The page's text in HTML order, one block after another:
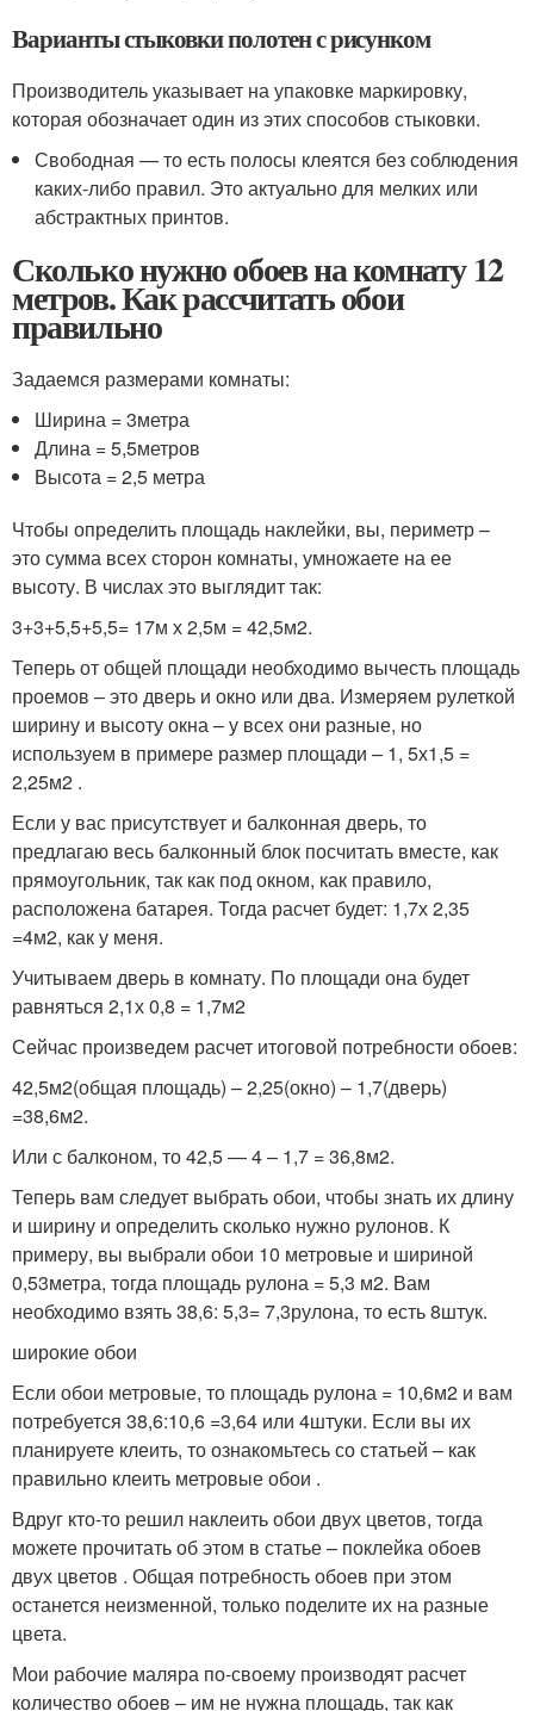
Варианты стыковки полотен с рисунком
Производитель указывает на упаковке маркировку,
которая обозначает один из этих способов стыковки.
Свободная — то есть полосы клеятся без соблюдения
каких-либо правил. Это актуально для мелких или
абстрактных принтов.
Сколько нужно обоев на комнату 12
метров. Как рассчитать обои
правильно
Задаемся размерами комнаты:
Ширина = 3метра
Длина = 5,5метров
Высота = 2,5 метра
Чтобы определить площадь наклейки, вы, периметр –
это сумма всех сторон комнаты, умножаете на ее
высоту. В числах это выглядит так:
3+3+5,5+5,5= 17м х 2,5м = 42,5м2.
Теперь от общей площади необходимо вычесть площадь
проемов – это дверь и окно или два. Измеряем рулеткой
ширину и высоту окна – у всех они разные, но
используем в примере размер площади – 1, 5х1,5 =
2,25м2 .
Если у вас присутствует и балконная дверь, то
предлагаю весь балконный блок посчитать вместе, как
прямоугольник, так как под окном, как правило,
расположена батарея. Тогда расчет будет: 1,7х 2,35
=4м2, как у меня.
Учитываем дверь в комнату. По площади она будет
равняться 2,1х 0,8 = 1,7м2
Сейчас произведем расчет итоговой потребности обоев:
42,5м2(общая площадь) – 2,25(окно) – 1,7(дверь)
=38,6м2.
Или с балконом, то 42,5 — 4 – 1,7 = 36,8м2.
Теперь вам следует выбрать обои, чтобы знать их длину
и ширину и определить сколько нужно рулонов. К
примеру, вы выбрали обои 10 метровые и шириной
0,53метра, тогда площадь рулона = 5,3 м2. Вам
необходимо взять 38,6: 5,3= 7,3рулона, то есть 8штук.
широкие обои
Если обои метровые, то площадь рулона = 10,6м2 и вам
потребуется 38,6:10,6 =3,64 или 4штуки. Если вы их
планируете клеить, то ознакомьтесь со статьей – как
правильно клеить метровые обои .
Вдруг кто-то решил наклеить обои двух цветов, тогда
можете прочитать об этом в статье – поклейка обоев
двух цветов . Общая потребность обоев при этом
останется неизменной, только поделите их на разные
цвета.
Мои рабочие маляра по-своему производят расчет
количество обоев – им не нужна площадь, так как